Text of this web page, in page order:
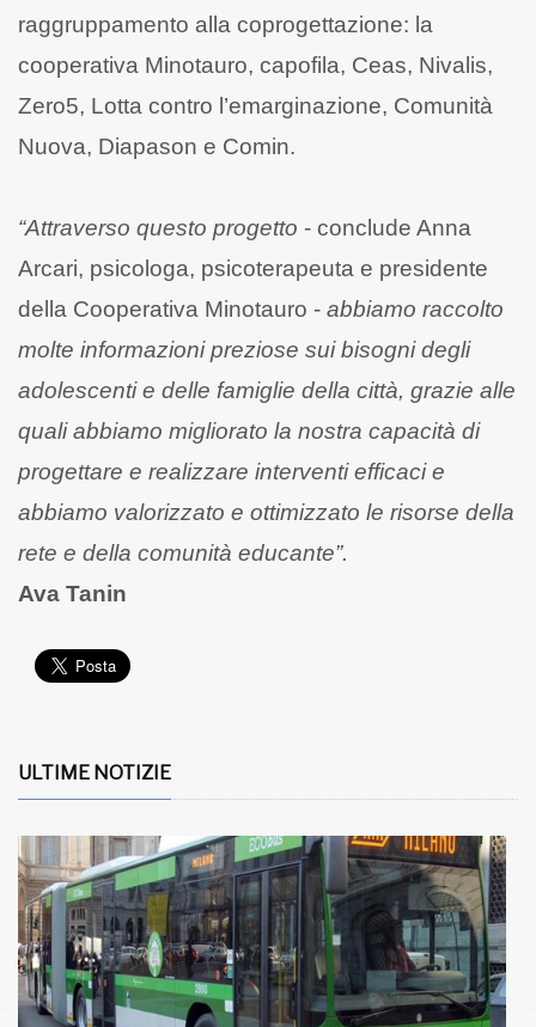
raggruppamento alla coprogettazione: la
cooperativa Minotauro, capofila, Ceas, Nivalis,
Zero5, Lotta contro l’emarginazione, Comunità
Nuova, Diapason e Comin.
“Attraverso questo progetto - conclude Anna
Arcari, psicologa, psicoterapeuta e presidente
della Cooperativa Minotauro - abbiamo raccolto
molte informazioni preziose sui bisogni degli
adolescenti e delle famiglie della città, grazie alle
quali abbiamo migliorato la nostra capacità di
progettare e realizzare interventi efficaci e
abbiamo valorizzato e ottimizzato le risorse della
rete e della comunità educante”.
Ava Tanin
ULTIME NOTIZIE